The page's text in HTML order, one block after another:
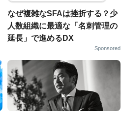
なぜ複雑なSFAは挫折する？少
人数組織に最適な「名刺管理の
延長」で進めるDX
Sponsored